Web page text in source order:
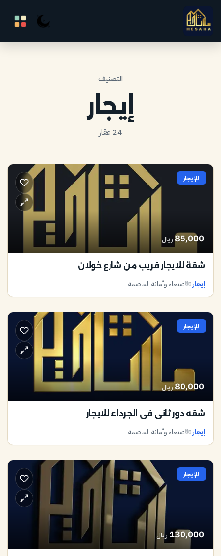
التصنيف
إيجار
24 عقار
للإيجار
85,000 ريال
شقة للايجار قريب من شارع خولان
إيجار صنعاء وأمانة العاصمة
للإيجار
80,000 ريال
شقه دور ثاني في الجرداء للايجار
إيجار صنعاء وأمانة العاصمة
للإيجار
130,000 ريال